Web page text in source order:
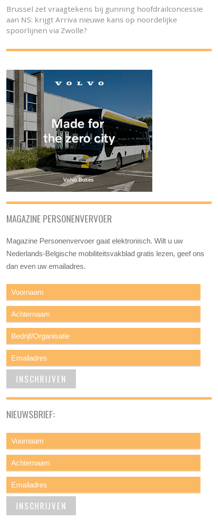
Brussel zet vraagtekens bij gunning hoofdrailconcessie
aan NS: krijgt Arriva nieuwe kans op noordelijke
spoorlijnen via Zwolle?
MAGAZINE PERSONENVERVOER
Magazine Personenvervoer gaat elektronisch. Wilt u uw
Nederlands-Belgische mobiliteitsvakblad gratis lezen, geef ons
dan even uw emailadres.
NIEUWSBRIEF: